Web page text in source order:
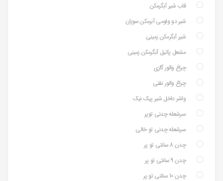
قاب شیر آبگرمکن
شیر دو ولومی آبرمکن سوزان
شیر آبگرمکن زمینی
مشعل پاتیل آبگرمکن زمینی
چراغ والور گازی
چراغ والور نفتی
واشر داخل شیر پیک نیک
سرشعله چدنی توپر
سرشعله چدنی تو خالی
چدن 8 سانتی تو پر
چدن 9 سانتی تو پر
چدن 10 سانتی تو پر